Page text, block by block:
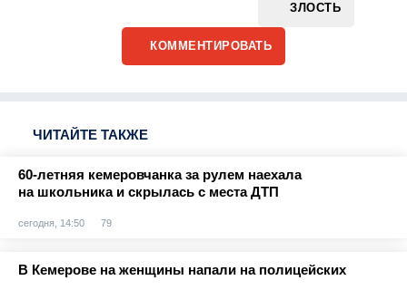
ЗЛОСТЬ
КОММЕНТИРОВАТЬ
ЧИТАЙТЕ ТАКЖЕ
60-летняя кемеровчанка за рулем наехала
на школьника и скрылась с места ДТП
сегодня, 14:50 79
В Кемерове на женщины напали на полицейских